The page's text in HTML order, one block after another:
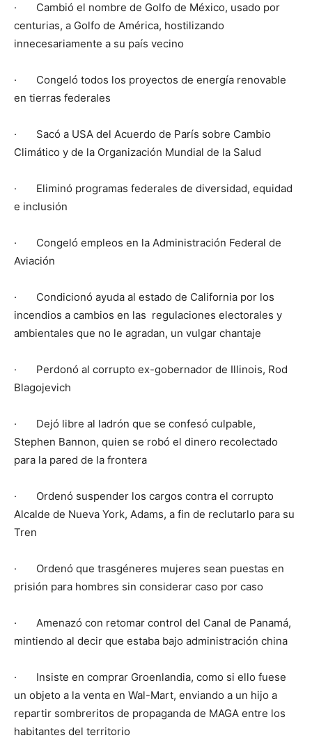
· Cambió el nombre de Golfo de México, usado por
centurias, a Golfo de América, hostilizando
innecesariamente a su país vecino
· Congeló todos los proyectos de energía renovable
en tierras federales
· Sacó a USA del Acuerdo de París sobre Cambio
Climático y de la Organización Mundial de la Salud
· Eliminó programas federales de diversidad, equidad
e inclusión
· Congeló empleos en la Administración Federal de
Aviación
· Condicionó ayuda al estado de California por los
incendios a cambios en las regulaciones electorales y
ambientales que no le agradan, un vulgar chantaje
· Perdonó al corrupto ex-gobernador de Illinois, Rod
Blagojevich
· Dejó libre al ladrón que se confesó culpable,
Stephen Bannon, quien se robó el dinero recolectado
para la pared de la frontera
· Ordenó suspender los cargos contra el corrupto
Alcalde de Nueva York, Adams, a fin de reclutarlo para su
Tren
· Ordenó que trasgéneres mujeres sean puestas en
prisión para hombres sin considerar caso por caso
· Amenazó con retomar control del Canal de Panamá,
mintiendo al decir que estaba bajo administración china
· Insiste en comprar Groenlandia, como si ello fuese
un objeto a la venta en Wal-Mart, enviando a un hijo a
repartir sombreritos de propaganda de MAGA entre los
habitantes del territorio